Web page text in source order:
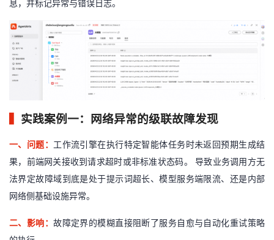
息，并标记异常与错误日志。
实践案例一：网络异常的级联故障发现
一、 问题： 工作流引擎在执行特定智能体任务时未返回预期生成结
果，前端网关接收到请求超时或非标准状态码。 导致业务调用方无
法界定故障域到底是处于提示词超长、模型服务端限流、还是内部
网络侧基础设施异常。
二、 影响：故障定界的模糊直接阻断了服务自愈与自动化重试策略